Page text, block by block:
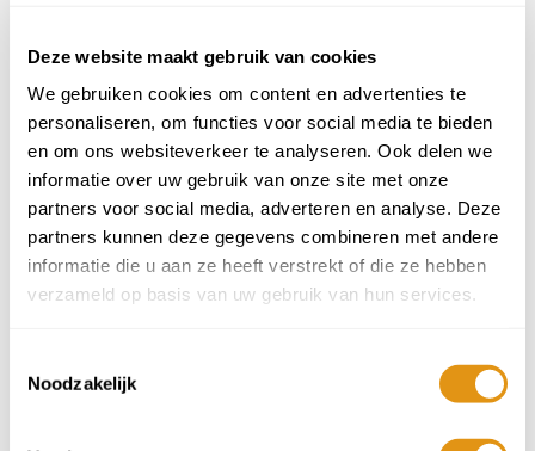
Deze website maakt gebruik van cookies
We gebruiken cookies om content en advertenties te
personaliseren, om functies voor social media te bieden
en om ons websiteverkeer te analyseren. Ook delen we
informatie over uw gebruik van onze site met onze
partners voor social media, adverteren en analyse. Deze
partners kunnen deze gegevens combineren met andere
informatie die u aan ze heeft verstrekt of die ze hebben
verzameld op basis van uw gebruik van hun services.
Noodzakelijk
3 nachten vanaf €325 p.p.
Adults only